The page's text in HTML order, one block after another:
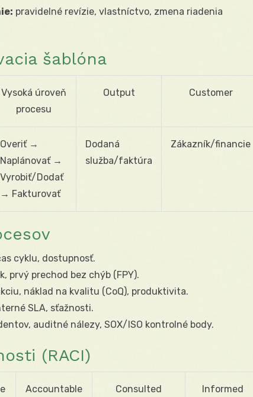
pravidelné revízie, vlastníctvo, zmena riadenia
šablóna
Vysoká úroveň
procesu
Output Customer
Overiť →
Naplánovať →
Vyrobiť/Dodať
→ Fakturovať
Dodaná
služba/faktúra
Zákazník/financie
cyklu, dostupnosť.
prvý prechod bez chýb (FPY).
náklad na kvalitu (CoQ), produktivita.
SLA, sťažnosti.
auditné nálezy, SOX/ISO kontrolné body.
(RACI)
Accountable Consulted Informed